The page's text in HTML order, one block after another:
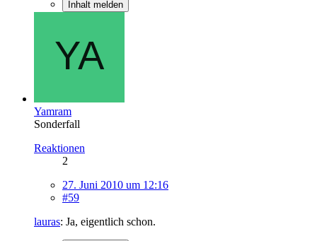
Inhalt melden
Yamram
Sonderfall
Reaktionen
2
27. Juni 2010 um 12:16
#59
lauras: Ja, eigentlich schon.